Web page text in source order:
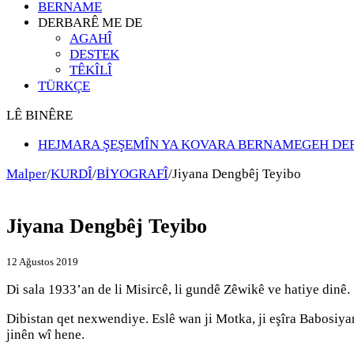
BERNAME
DERBARÊ ME DE
AGAHÎ
DESTEK
TÊKÎLÎ
TÜRKÇE
LÊ BINÊRE
HEJMARA ŞEŞEMÎN YA KOVARA BERNAMEGEH
Malper/KURDÎ/BİYOGRAFÎ/Jiyana Dengbêj Teyibo
Jiyana Dengbêj Teyibo
12 Ağustos 2019
Di sala 1933’an de li Misircê, li gundê Zêwikê ve hatiye dinê.
Dibistan qet nexwendiye. Eslê wan ji Motka, ji eşîra
jinên wî hene.